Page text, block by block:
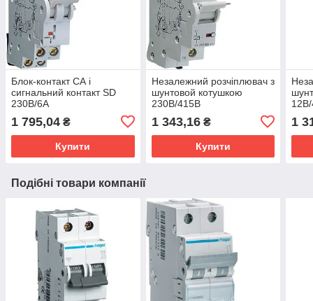
Блок-контакт СА і
сигнальний контакт SD
230В/6А
1 795,04 ₴
Купити
Незалежний розчіплювач з
шунтовой котушкою
230В/415В
1 343,16₴
Купити
1
Подібні товари компанії